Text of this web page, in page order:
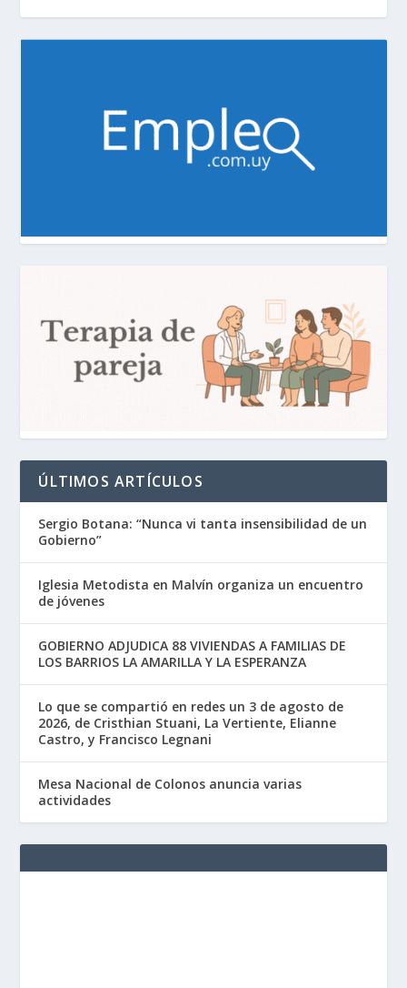
ÚLTIMOS ARTÍCULOS
Sergio Botana: “Nunca vi tanta insensibilidad de un
Gobierno”
Iglesia Metodista en Malvín organiza un encuentro
de jóvenes
GOBIERNO ADJUDICA 88 VIVIENDAS A FAMILIAS DE
LOS BARRIOS LA AMARILLA Y LA ESPERANZA
Lo que se compartió en redes un 3 de agosto de
2026, de Cristhian Stuani, La Vertiente, Elianne
Castro, y Francisco Legnani
Mesa Nacional de Colonos anuncia varias
actividades